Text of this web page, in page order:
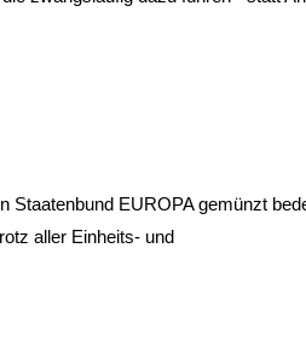
Staatenbund EUROPA gemünzt
aller Einheits- und